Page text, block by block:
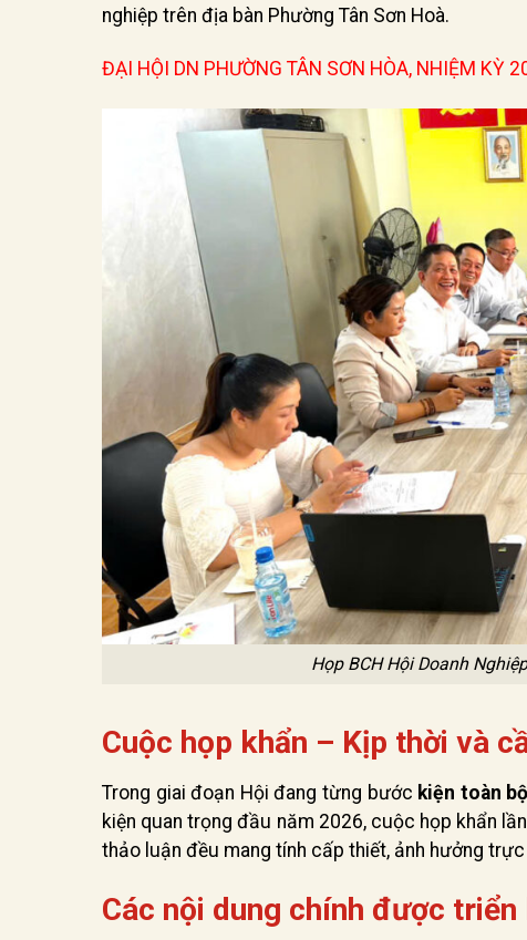
nghiệp trên địa bàn Phường Tân Sơn Hoà.
ĐẠI HỘI DN PHƯỜNG TÂN SƠN HÒA, NHIỆM KỲ
Họp BCH Hội Doanh
Cuộc họp khẩn – Kịp thời và
Trong giai đoạn Hội đang từng bước kiện toàn
kiện quan trọng đầu năm 2026, cuộc họp khẩn
thảo luận đều mang tính cấp thiết, ảnh hưởng
Các nội dung chính được